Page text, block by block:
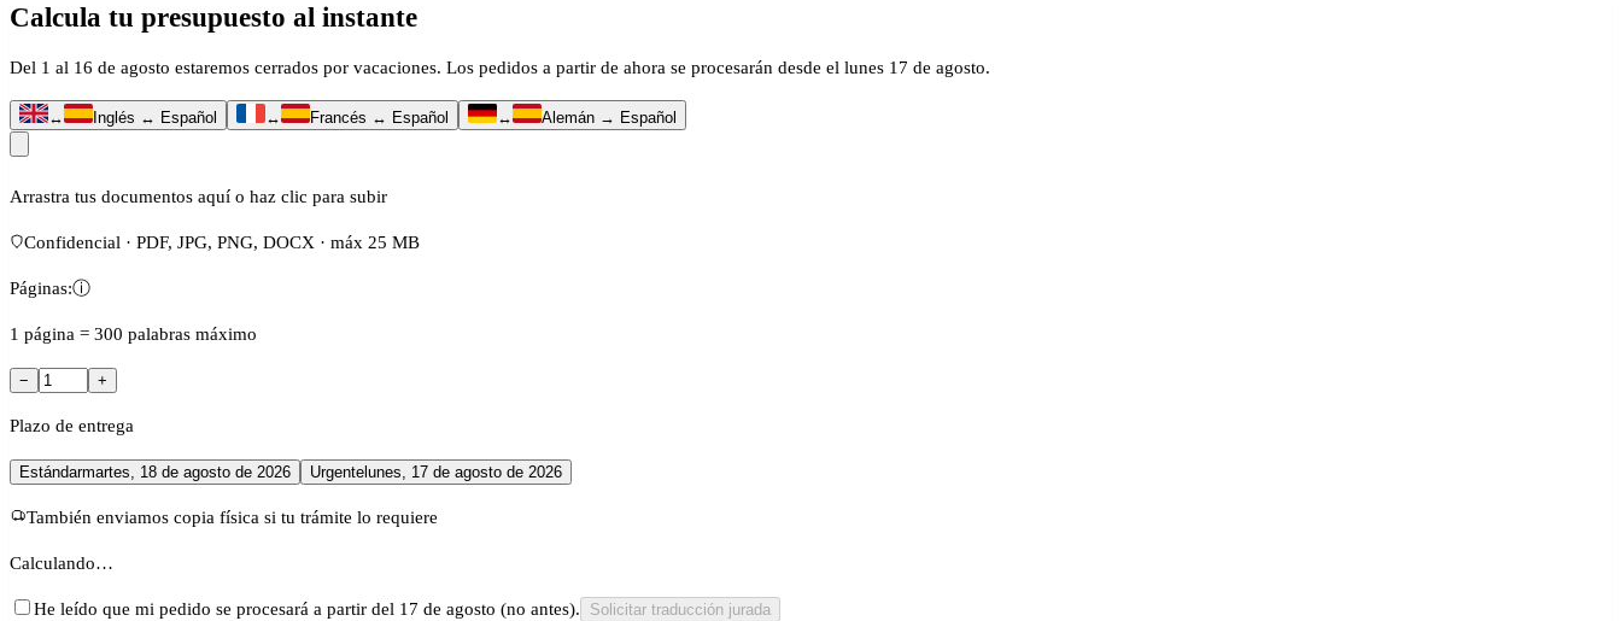
Calcula tu presupuesto al instante
Del 1 al 16 de agosto estaremos cerrados por vacaciones. Los pedidos a partir de ahora se procesarán desde el lunes 17 de agosto.
↔ Inglés ↔ Español ↔ Francés ↔ Español ↔ Alemán → Español
Arrastra tus documentos aquí o haz clic para subir
Confidencial · PDF, JPG, PNG, DOCX · máx 25 MB
Páginas:ⓘ
1 página = 300 palabras máximo
− +
Plazo de entrega
Estándarmartes, 18 de agosto de 2026 Urgente lunes, 17 de agosto de 2026
También enviamos copia física si tu trámite lo requiere
Calculando…
He leído que mi pedido se procesará a partir del 17 de agosto (no antes). Solicitar traducción jurada